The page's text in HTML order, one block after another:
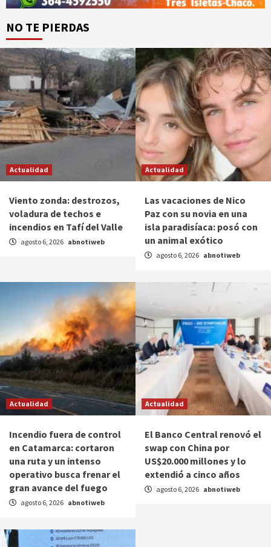
NO TE PIERDAS
Actualidad
Viento zonda: destrozos,
voladura de techos e
incendios en Tafí del Valle
agosto 6, 2026 abnotiweb
Actualidad
Las vacaciones de Nico
Paz con su novia en una
isla paradisíaca: posó con
un animal exótico
agosto 6, 2026 abnotiweb
Actualidad
Incendio fuera de control
en Catamarca: cortaron
una ruta y un intenso
operativo busca frenar el
gran avance del fuego
agosto 6, 2026 abnotiweb
Actualidad
El Banco Central renovó el
swap con China por
US$20.000 millones y lo
extendió a cinco años
agosto 6, 2026 abnotiweb